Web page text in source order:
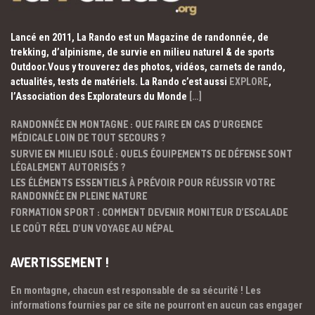
Lancé en 2011, La Rando est un Magazine de randonnée, de
trekking, d’alpinisme, de survie en milieu naturel & de sports
Outdoor.Vous y trouverez des photos, vidéos, carnets de rando,
actualités, tests de matériels. La Rando c’est aussi EXPLORE,
l’Association des Explorateurs du Monde […]
RANDONNÉE EN MONTAGNE : QUE FAIRE EN CAS D’URGENCE
MÉDICALE LOIN DE TOUT SECOURS ?
SURVIE EN MILIEU ISOLÉ : QUELS ÉQUIPEMENTS DE DÉFENSE SONT
LÉGALEMENT AUTORISÉS ?
LES ÉLÉMENTS ESSENTIELS À PRÉVOIR POUR RÉUSSIR VOTRE
RANDONNÉE EN PLEINE NATURE
FORMATION SPORT : COMMENT DEVENIR MONITEUR D’ESCALADE
LE COÛT RÉEL D’UN VOYAGE AU NÉPAL
AVERTISSEMENT !
En montagne, chacun est responsable de sa sécurité ! Les
informations fournies par ce site ne pourront en aucun cas engager